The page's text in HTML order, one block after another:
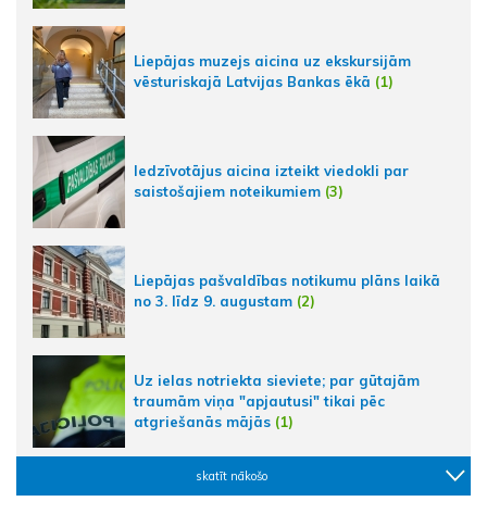
Liepājas muzejs aicina uz ekskursijām
vēsturiskajā Latvijas Bankas ēkā (1)
Iedzīvotājus aicina izteikt viedokli par
saistošajiem noteikumiem (3)
Liepājas pašvaldības notikumu plāns laikā
no 3. līdz 9. augustam (2)
Uz ielas notriekta sieviete; par gūtajām
traumām viņa "apjautusi" tikai pēc
atgriešanās mājās (1)
skatīt nākošo